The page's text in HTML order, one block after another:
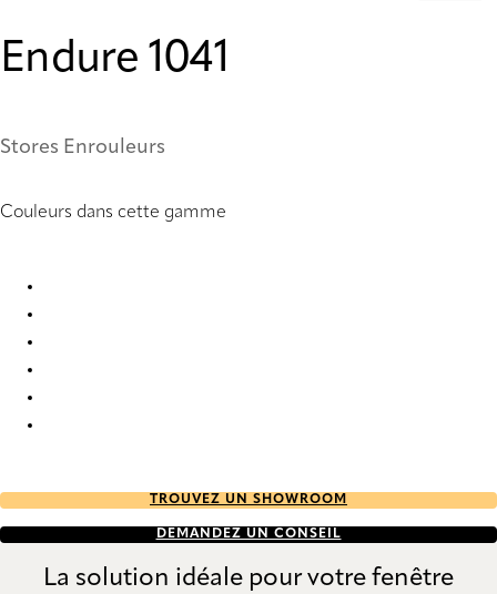
Endure 1041
Stores Enrouleurs
Couleurs dans cette gamme
TROUVEZ UN SHOWROOM
DEMANDEZ UN CONSEIL
La solution idéale pour votre fenêtre